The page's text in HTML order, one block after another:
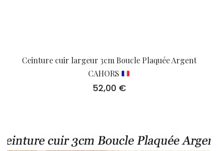
Ceinture cuir largeur 3cm Boucle Plaquée Argent
CAHORS
52,00 €